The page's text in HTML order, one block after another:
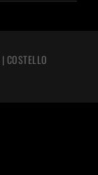
|COSTELLO